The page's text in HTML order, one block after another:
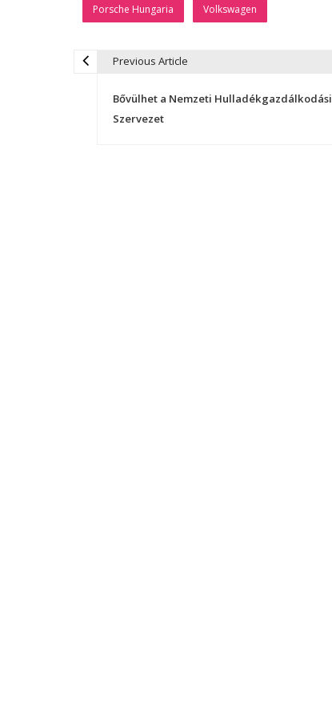
Porsche Hungaria
Volkswagen
Previous Article
Bővülhet a Nemzeti Hulladékgazdálkodási
Szervezet